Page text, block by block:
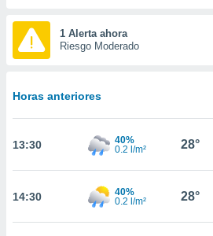
basada
permite
seguir
coste.
botón
a la
1 Alerta ahora
Riesgo Moderado
Horas anteriores
13:30
40%
0.2 l/m²
28°
14:30
40%
0.2 l/m²
28°